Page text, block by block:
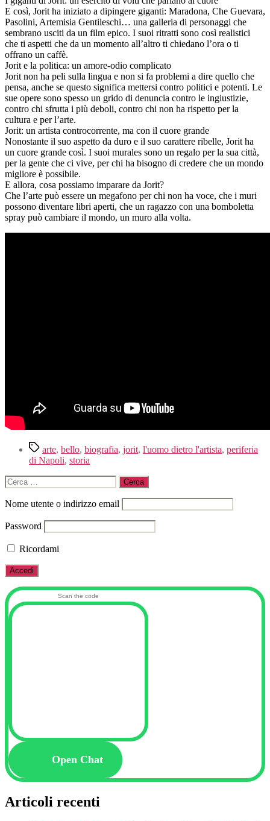
E così, Jorit ha iniziato a dipingere giganti: Maradona, Che Guevara,
Pasolini, Artemisia Gentileschi… una galleria di personaggi che
sembrano usciti da un film epico. I suoi ritratti sono così realistici
che ti aspetti che da un momento all’altro ti chiedano l’ora o ti
offrano un caffè.
Jorit e la politica: un amore-odio complicato
Jorit non ha peli sulla lingua e non si fa problemi a dire quello che
pensa, anche se questo significa mettersi contro politici e potenti. Le
sue opere sono spesso un grido di denuncia contro le ingiustizie,
contro chi sfrutta i più deboli, contro chi non ha rispetto per la
cultura e per l’arte.
Jorit: un artista controcorrente, ma con il cuore grande
Nonostante il suo aspetto da duro e il suo carattere ribelle, Jorit ha
un cuore grande così. I suoi murales sono un regalo per la sua città,
per la gente che ci vive, per chi ha bisogno di credere che un mondo
migliore è possibile.
E allora, cosa possiamo imparare da Jorit?
Che l’arte può essere un megafono per chi non ha voce, che i muri
possono diventare libri aperti, che un ragazzo con una bomboletta
spray può cambiare il mondo, un muro alla volta.
Tag arte, bello, biografia, jorit, l'uomo dietro l'artista, periferia
di Napoli, storia
Cerca:
Nome utente o indirizzo email
Password
Ricordami
Scan the code
Open Chat
Articoli recenti